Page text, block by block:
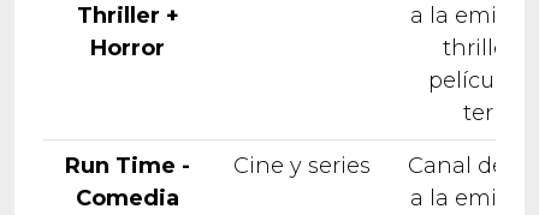
Thriller +
Horror
a la
thrillers
películas
terror
Run Time -
Comedia
Cine y series
Canal
a la